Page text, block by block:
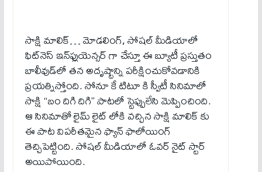
సాక్షి మాలిక్… మోడలింగ్, సోషల్ మీడియాలో
ఫిట్‌నెస్ ఇన్‌ఫ్లుయెన్సర్ గా చేస్తూ ఈ బ్యూటీ ప్రస్తుతం
బాలీవుడ్‌లో తన అదృష్టాన్ని పరీక్షించుకోవడానికి
ప్రయత్నిస్తోంది. సోనూ కే టిటూ కి స్వీటీ సినిమాలో
సాక్షి “బం దిగి దిగి” పాటలో స్టెప్పులేసి మెప్పించింది.
ఆ సినిమాతో లైమ్ లైట్ లోకి వచ్చిన సాక్షి మాలిక్ కు
ఈ పాట విపరీతమైన ఫ్యాన్ ఫాలోయింగ్
తెచ్చిపెట్టింది. సోషల్ మీడియాలో ఓవర్ నైట్ స్టార్
అయిపోయింది.